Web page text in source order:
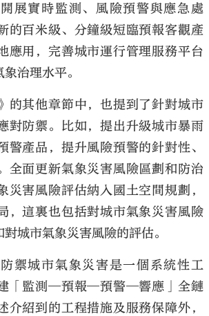
展實時監測、風險預警與應急處
的百米級、分鐘級短臨預報客觀產
應用，完善城市運行管理服務平台
治理水平。
的其他章節中，也提到了針對城市
對防禦。比如，提出升級城市暴雨
警產品，提升風險預警的針對性、
全面更新氣象災害風險區劃和防治
災害風險評估納入國土空間規劃，
，這裏也包括對城市氣象災害風險
城市氣象災害風險的評估。
禦城市氣象災害是一個系統性工
「監測—預報—預警—響應」全鏈
介紹到的工程措施及服務保障外，